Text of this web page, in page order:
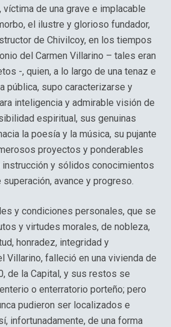
de una grave e implacable
el ilustre y glorioso fundador,
de Chivilcoy, en los tiempos
del Carmen Villarino – tales eran
-, quien, a lo largo de una tenaz e
pública, supo caracterizarse y
inteligencia y admirable visión de
espiritual, sus genuinas
la poesía y la música, su pujante
proyectos y ponderables
instrucción y sólidos conocimientos
avance y progreso.
y condiciones personales, que se
y virtudes morales, de nobleza,
honradez, integridad y
Villarino, falleció en una vivienda de
de la Capital, y sus restos se
o enterratorio porteño; pero
pudieron ser localizados e
infortunadamente, de una forma